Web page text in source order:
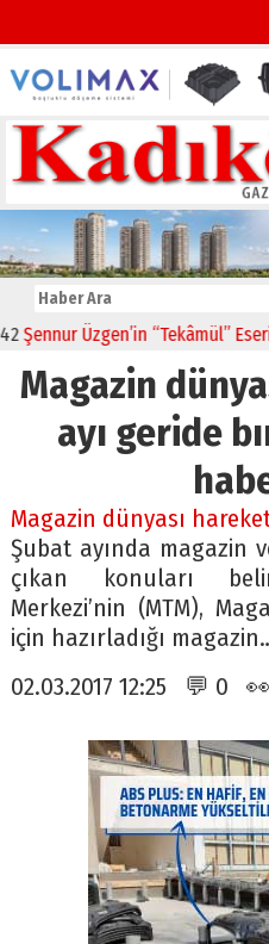
Şennur Üzgen’in “Tekâmül” Eseri
Magazin
ayı geride
Magazin dünyası
Şubat ayında magazin
çıkan konuları
Merkezi’nin (MTM),
için hazırladığı
02.03.2017 12:25 💬 0 👀